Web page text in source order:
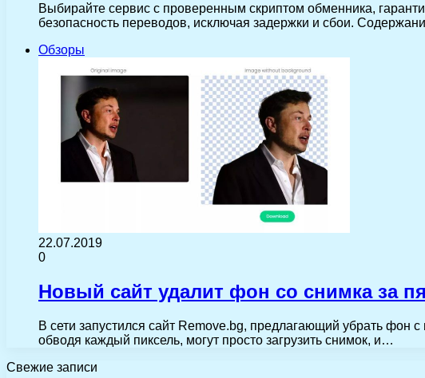
Выбирайте сервис с проверенным скриптом обменника,
безопасность переводов, исключая задержки и сбои.
Обзоры
22.07.2019
0
Новый сайт удалит фон со снимка за
В сети запустился сайт Remove.bg, предлагающий убрать фон
обводя каждый пиксель, могут просто загрузить снимок, и…
Свежие записи